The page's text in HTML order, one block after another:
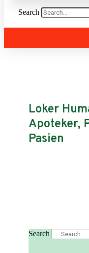
Search
Loker
Apoteker,
Pasien
Search